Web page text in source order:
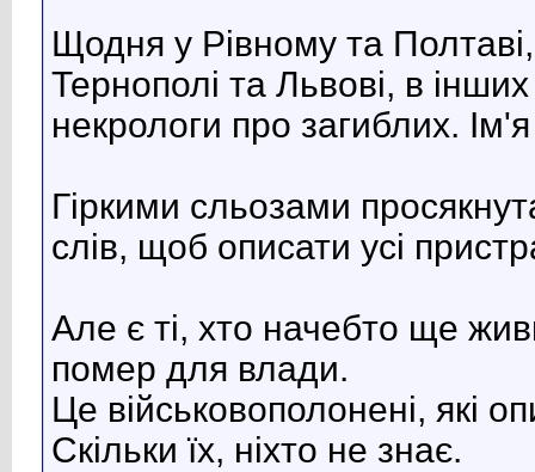
Щодня у Рівному та
Тернополі та Львові, в
некрологи про загиблих. Ім'я
Гіркими сльозами
слів, щоб описати усі
Але є ті, хто начебто ще
помер для влади.
Це військовополонені, які
Скільки їх, ніхто не знає.